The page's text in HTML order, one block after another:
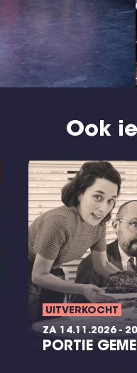
Ook
UITVERKOCHT
ZA 14.11.2026 -
PORTIE